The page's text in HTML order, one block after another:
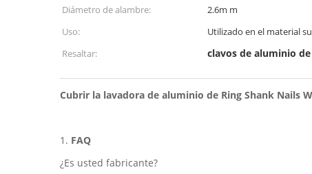
Diámetro de alambre:
2.6m m
Uso:
Utilizado en el material
Resaltar:
clavos de aluminio
Cubrir la lavadora de aluminio de Ring Shank Nails
1. FAQ
¿Es usted fabricante?